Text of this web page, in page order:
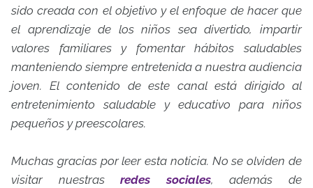
sido creada con el objetivo y el enfoque de hacer que
el aprendizaje de los niños sea divertido, impartir
valores familiares y fomentar hábitos saludables
manteniendo siempre entretenida a nuestra audiencia
joven. El contenido de este canal está dirigido al
entretenimiento saludable y educativo para niños
pequeños y preescolares.
Muchas gracias por leer esta noticia. No se olviden de
visitar nuestrasredes sociales, además de